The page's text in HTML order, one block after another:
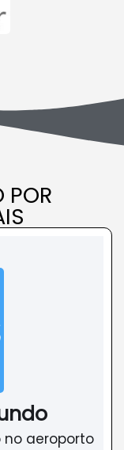
POR
aeroporto